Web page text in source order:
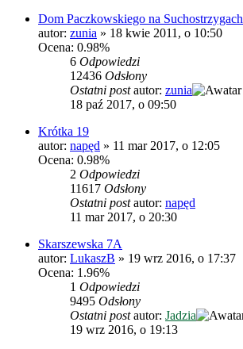
Dom Paczkowskiego na Suchostrzygach
autor: zunia » 18 kwie 2011, o 10:50
Ocena: 0.98%
6 Odpowiedzi
12436 Odsłony
Ostatni postautor: zunia
18 paź 2017, o 09:50
Krótka 19
autor: napęd » 11 mar 2017, o 12:05
Ocena: 0.98%
2 Odpowiedzi
11617 Odsłony
Ostatni postautor: napęd
11 mar 2017, o 20:30
Skarszewska 7A
autor: LukaszB » 19 wrz 2016, o 17:37
Ocena: 1.96%
1 Odpowiedzi
9495 Odsłony
Ostatni postautor: Jadzia
19 wrz 2016, o 19:13